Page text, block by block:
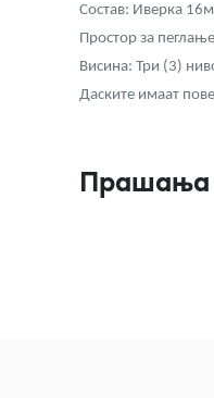
Состав: Иверка
Простор за
Висина: Три (3)
Даските имаат
Прашања